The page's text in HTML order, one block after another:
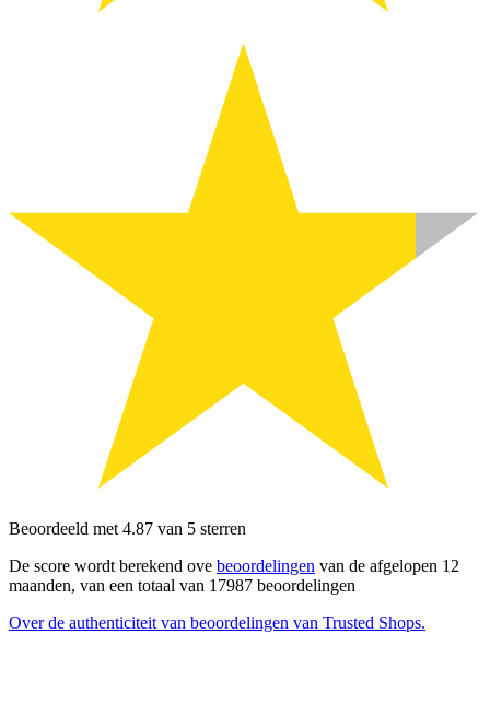
Beoordeeld met 4.87 van 5 sterren
De score wordt berekend ove beoordelingen van de afgelopen 12
maanden, van een totaal van 17987 beoordelingen
Over de authenticiteit van beoordelingen van Trusted Shops.